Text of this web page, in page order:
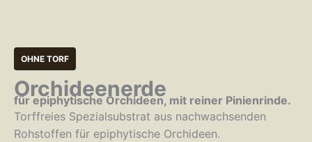
OHNE TORF
Orchideenerde
für epiphytische Orchideen, mit reiner Pinienrinde.
Torffreies Spezialsubstrat aus nachwachsenden
Rohstoffen für epiphytische Orchideen.